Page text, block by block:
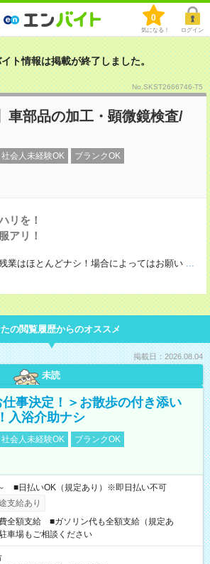
0
気になる！ ログイン
ト情報は掲載が終了しました。
No.SKST2666746-T5
車部品の加工・顕微鏡検査/
社会人未経験OK ブランクOK
リを！
アリ！
はほとんどナシ！場合によってはお願い ...
の閲覧履歴からのオススメ
掲載日：2026.08.04
未読
仕事決定！＞お散歩の付き添い
入浴介助ナシ
社会人未経験OK
ブランクOK
■日払いOK（規定あり）※即日払い不可
支給あり
全額支給 ■ガソリン代も全額支給（規定あ
車場もご相談ください